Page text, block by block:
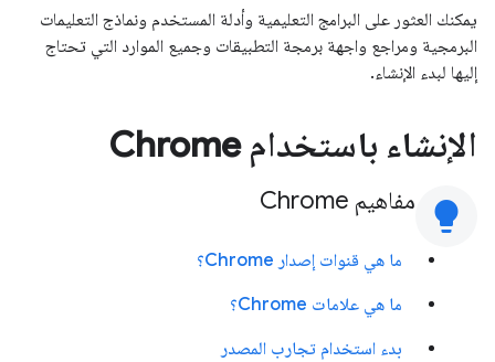
يمكنك العثور على البرامج التعليمية وأدلة المستخدم ونماذج التعليمات
البرمجية ومراجع واجهة برمجة التطبيقات وجميع الموارد التي تحتاج
إليها لبدء الإنشاء.
الإنشاء باستخدام Chrome
lightbulb مفاهيم Chrome
ما هي قنوات إصدار Chrome؟
ما هي علامات Chrome؟
بدء استخدام تجارب المصدر